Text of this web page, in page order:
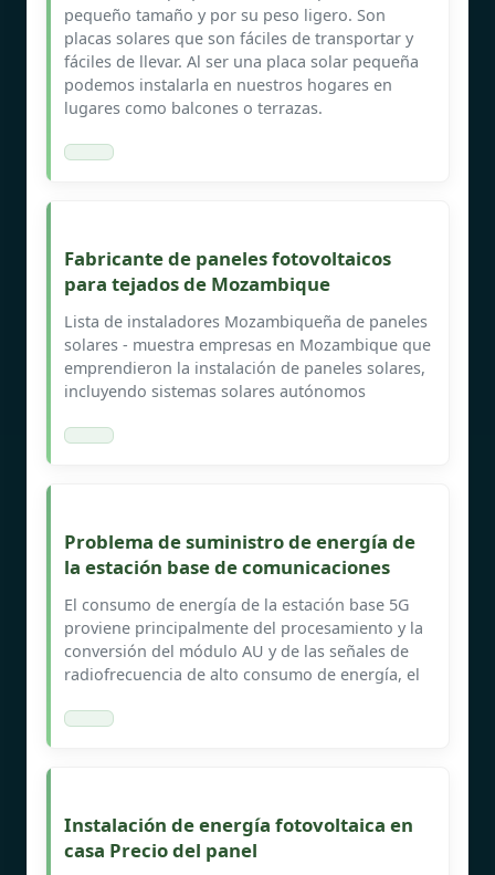
pequeño tamaño y por su peso ligero. Son
placas solares que son fáciles de transportar y
fáciles de llevar. Al ser una placa solar pequeña
podemos instalarla en nuestros hogares en
lugares como balcones o terrazas.
Fabricante de paneles fotovoltaicos
para tejados de Mozambique
Lista de instaladores Mozambiqueña de paneles
solares - muestra empresas en Mozambique que
emprendieron la instalación de paneles solares,
incluyendo sistemas solares autónomos
Problema de suministro de energía de
la estación base de comunicaciones
El consumo de energía de la estación base 5G
proviene principalmente del procesamiento y la
conversión del módulo AU y de las señales de
radiofrecuencia de alto consumo de energía, el
Instalación de energía fotovoltaica en
casa Precio del panel